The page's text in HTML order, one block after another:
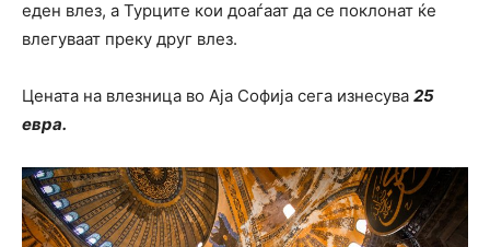
еден влез, а Турците кои доаѓаат да се поклонат ќе
влегуваат преку друг влез.
Цената на влезница во Аја Софија сега изнесува 25
евра.